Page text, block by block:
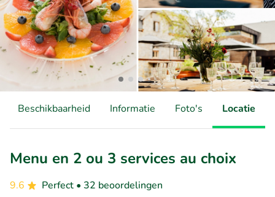
Beschikbaarheid Informatie Foto's Locatie
Menu en 2 ou 3 services au choix
9.6 Perfect • 32 beoordelingen